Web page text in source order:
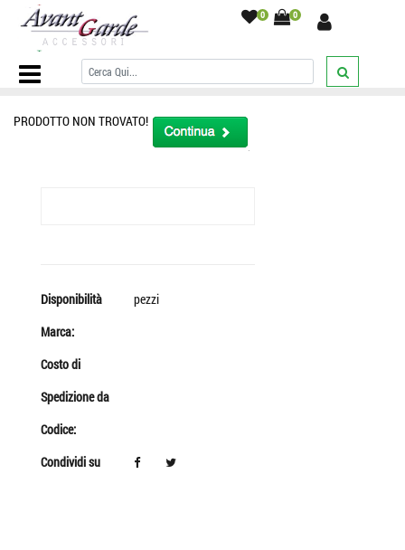
0 0
Home Page/Stola cerimonia donna blu con balza nera stole di seta
organza doppia/
PRODOTTO NON TROVATO!
Disponibilità
pezzi
Marca:
Costo di
Spedizione da
Codice:
Condividi su